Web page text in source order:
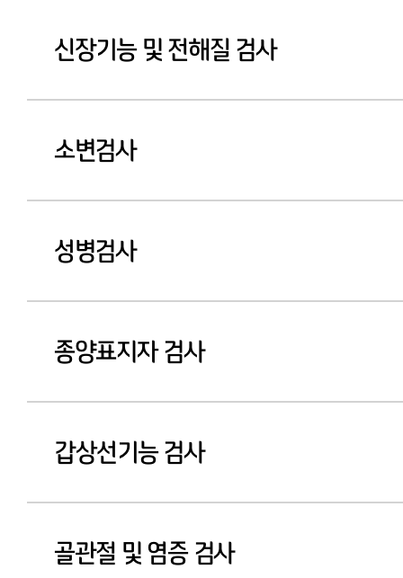
신장기능 및 전해질 검사
소변검사
성병검사
종양표지자 검사
갑상선기능 검사
골관절 및 염증 검사